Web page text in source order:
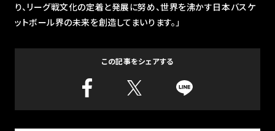
り、リーグ戦⽂化の定着と発展に努め、世界を沸かす⽇本バスケ
ットボール界の未来を創造してまいります。」
この記事をシェアする